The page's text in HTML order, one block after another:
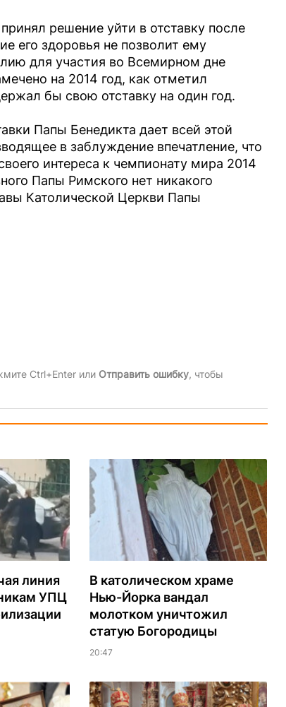
решение уйти в отставку после
его здоровья не позволит ему
для участия во Всемирном дне
на 2014 год, как отметил
бы свою отставку на один год.
Папы Бенедикта дает всей этой
в заблуждение впечатление, что
интереса к чемпионату мира 2014
Папы Римского нет никакого
Католической Церкви Папы
Ctrl+Enter или Отправить ошибку, чтобы
линия
УПЦ
В католическом храме
Нью-Йорка вандал
молотком уничтожил
статую Богородицы
20:47